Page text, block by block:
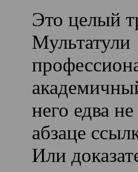
Это целый
Мультатули
него едва
абзаце
Или